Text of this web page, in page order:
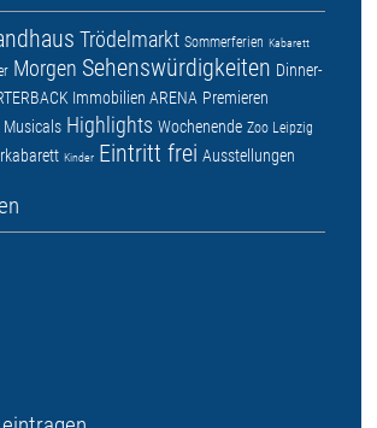
Trödelmarkt Sommerferien Kabarett
Morgen Sehenswürdigkeiten Dinner-
Immobilien ARENA Premieren
Musicals Highlights Wochenende Zoo Leipzig
Kinder Eintritt frei Ausstellungen